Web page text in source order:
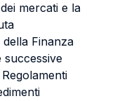
mercati e la
Finanza
successive